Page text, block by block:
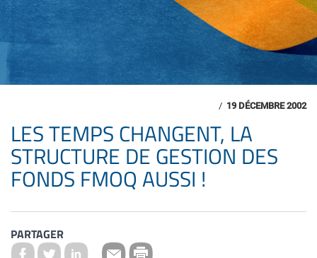
/ 19 DÉCEMBRE 2002
LES TEMPS CHANGENT, LA
STRUCTURE DE GESTION DES
FONDS FMOQ AUSSI !
PARTAGER